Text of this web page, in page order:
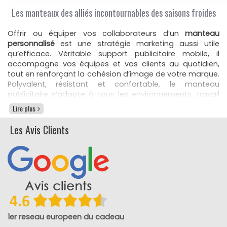
Les manteaux des alliés incontournables des saisons froides
Offrir ou équiper vos collaborateurs d’un manteau
personnalisé est une stratégie marketing aussi utile
qu’efficace. Véritable support publicitaire mobile, il
accompagne vos équipes et vos clients au quotidien,
tout en renforçant la cohésion d’image de votre marque.
Polyvalent, résistant et confortable, le manteau
publicitaire s’adapte à tous les environnements, travail
en extérieur, événements sportifs, actions commerciales
ou opérations de fidélisation. Sa personnalisation par
broderie, transfert ou sérigraphie met en valeur votre
logo sur un textile durable et valorisant.
Un vêtement corporate qui valorise votre image de marque
manteau publicitaire
professionnalisme de votre entreprise. Porté lors de
salons, déplacements ou interventions sur le terrain, il
renforce la cohérence visuelle de vos équipes et offre
une excellente visibilité à votre identité graphique. En
Lire plus
Les Avis Clients
1er reseau europeen du cadeau